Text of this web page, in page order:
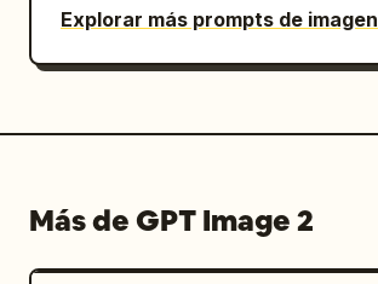
amarillo en Lo mejor"
      {
      },
        "position": "parte media inferior
Explorar más prompts de imagen
Más de GPT Image 2